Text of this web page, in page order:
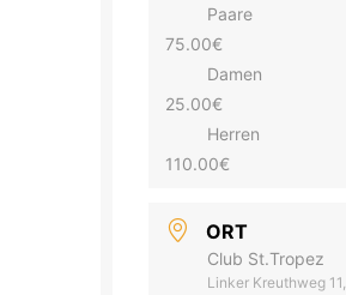
Paare
75.00€
Damen
25.00€
Herren
110.00€
ORT
Club St.Tropez
Linker Kreuthweg 11,